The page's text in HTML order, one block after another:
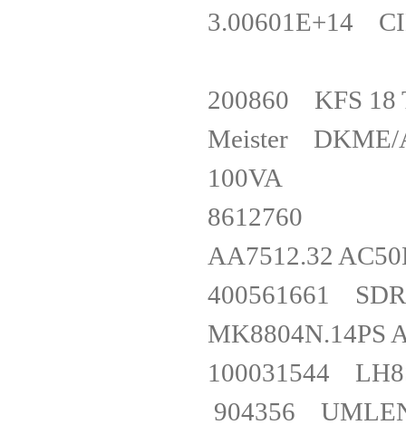
3.00601E+14
200860 KFS
Meister DKME/
100VA
8612760
AA7512.32
400561661
100031544
904356